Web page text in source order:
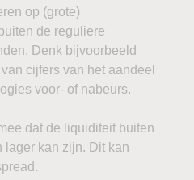
op (grote)
de reguliere
Denk bijvoorbeeld
cijfers van het aandeel
voor- of nabeurs.
dat de liquiditeit buiten
lager kan zijn. Dit kan